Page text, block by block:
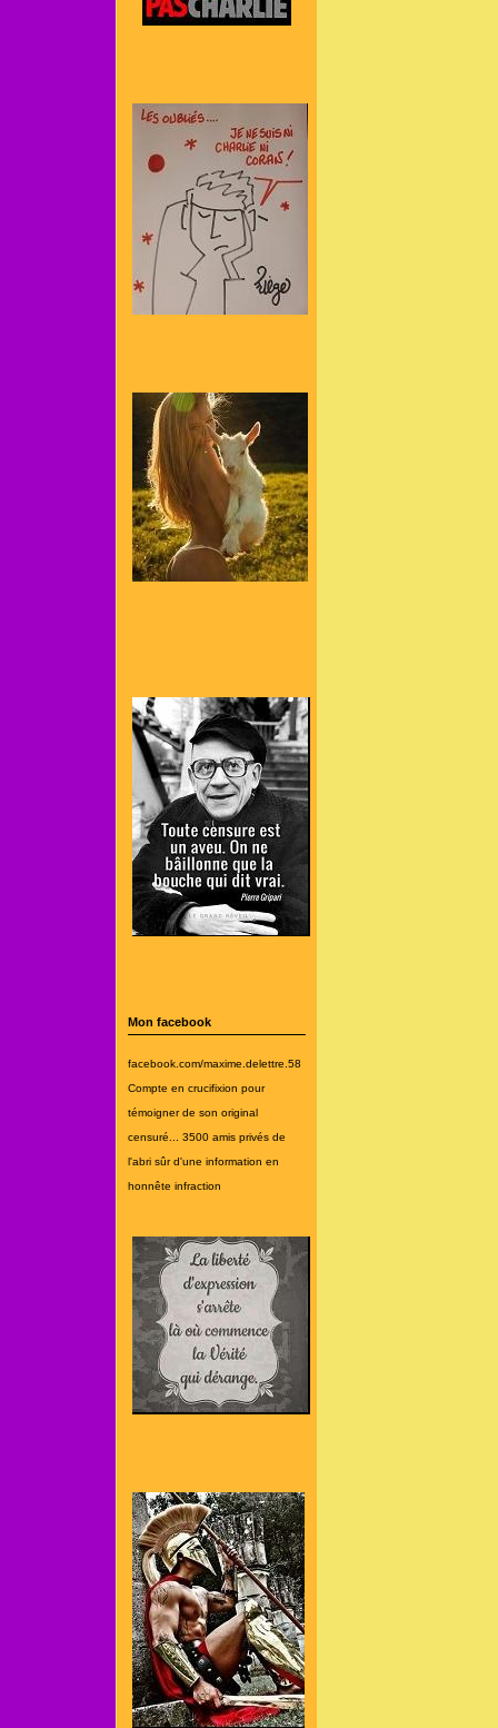
Mon facebook
facebook.com/maxime.delettre.58
Compte en crucifixion pour
témoigner de son original
censuré... 3500 amis privés de
l'abri sûr d'une information en
honnête infraction